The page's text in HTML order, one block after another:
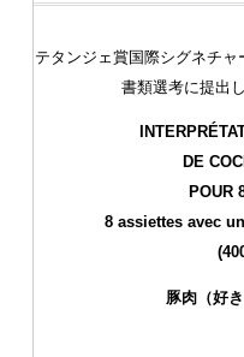
テタンジェ賞国際シグネチ
書類選考に提出
DE
POUR
8 assiettes avec
豚肉（好